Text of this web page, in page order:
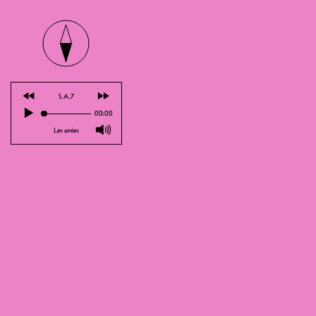
⏪ S.A.7
⏩
▶
00:00
Les amies 🔊
FOR
Drei Tage vor Herbstbeginn bieten
vernichtendes Schachmatt mit
Temperatur bleibt. Homies-Party
Abend im Zeichen Freiburger Hip-